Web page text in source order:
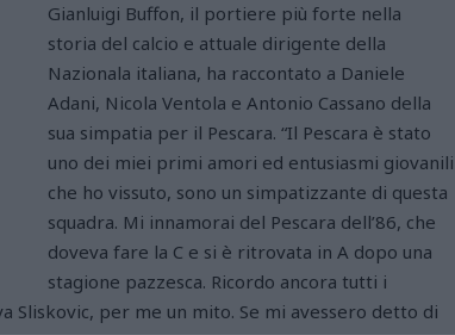
Gianluigi Buffon, il portiere più forte nella
storia del calcio e attuale dirigente della
Nazionala italiana, ha raccontato a Daniele
Adani, Nicola Ventola e Antonio Cassano della
sua simpatia per il Pescara. “Il Pescara è stato
uno dei miei primi amori ed entusiasmi giovanili
che ho vissuto, sono un simpatizzante di questa
squadra. Mi innamorai del Pescara dell’86, che
doveva fare la C e si è ritrovata in A dopo una
stagione pazzesca. Ricordo ancora tutti i
Sliskovic, per me un mito. Se mi avessero detto di